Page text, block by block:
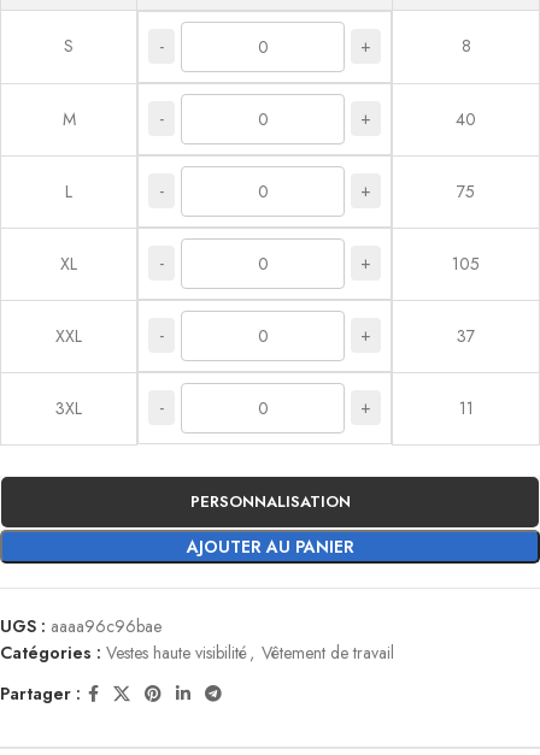
S - + 8
M - + 40
L - + 75
XL - + 105
XXL - + 37
3XL - + 11
AJOUTER AU PANIER
PERSONNALISATION
UGS : aaaa96c96bae
Catégories : Vestes haute visibilité, Vêtement de travail
Partager :